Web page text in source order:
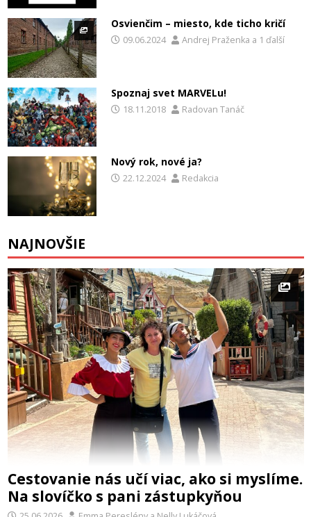
Osvienčim – miesto, kde ticho kričí
09.06.2024 Andrej Praženka a 1 ďalší
Spoznaj svet MARVELu!
18.11.2018 Radovan Tanáč
Nový rok, nové ja?
22.12.2024 Redakcia
NAJNOVŠIE
Cestovanie nás učí viac, ako si myslíme.
Na slovíčko s pani zástupkyňou